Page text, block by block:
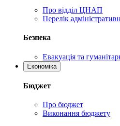
Про відділ ЦНАП
Перелік
Безпека
Евакуація та
Економіка
Бюджет
Про бюджет
Виконання бюджету